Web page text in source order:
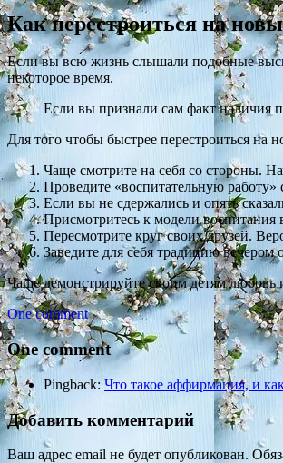
Как перестроиться на
Если вы всю жизнь слышали подобные
некоторое время.
Если вы признали сам факт наличия
Для того чтобы быстрее перестроиться на
Чаще смотрите на себя со стороны.
Проведите «воспитательную
Если вы не сдержались и опять
Присмотритесь к модели воспитания
Пересмотрите круг своих друзей.
Заведите для себя традицию
Чаще демонстрируйте своим детям
One comment
One comment
Pingback: Что такое аффирмация, и
Добавить комментарий
Ваш адрес email не будет опубликован.